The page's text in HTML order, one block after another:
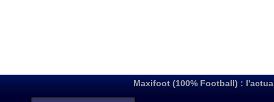
Maxifoot (100% Football) :